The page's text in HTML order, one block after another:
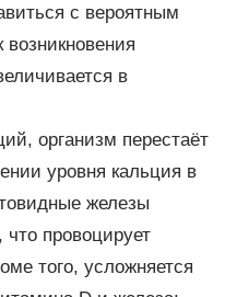
с вероятным
в
организм перестаёт
уровня кальция в
железы
что провоцирует
того, усложняется